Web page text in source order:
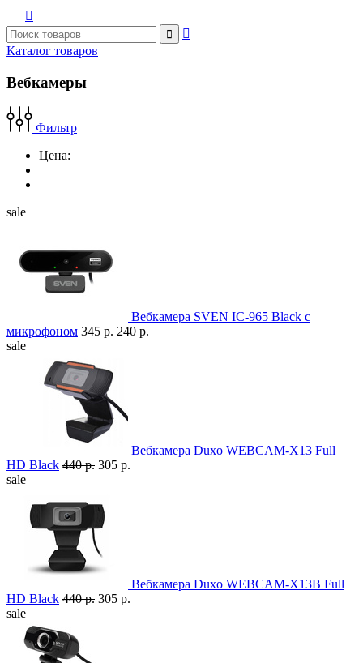



Каталог товаров
Вебкамеры
Фильтр
Цена:
sale
Вебкамера SVEN IC-965 Black с
микрофоном 345 р. 240 р.
sale
Вебкамера Duxo WEBCAM-X13 Full
HD Black 440 р. 305 р.
sale
Вебкамера Duxo WEBCAM-X13B Full
HD Black 440 р. 305 р.
sale